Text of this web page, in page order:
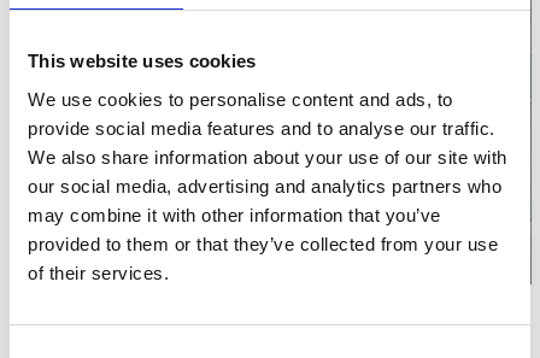
This website uses cookies
We use cookies to personalise content and ads, to
provide social media features and to analyse our traffic.
We also share information about your use of our site with
our social media, advertising and analytics partners who
may combine it with other information that you’ve
provided to them or that they’ve collected from your use
of their services.
Klicka för att visa
karta
Relaterade sidor